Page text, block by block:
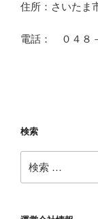
住所：さいたま
電話： ０４８
検索
索: